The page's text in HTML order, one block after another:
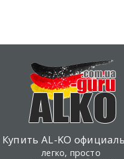
Купить AL-KO
легко, просто